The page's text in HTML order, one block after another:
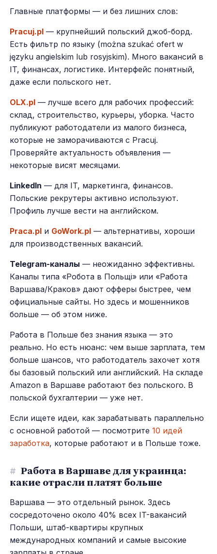
Главные платформы — и без лишних слов:
Pracuj.pl — крупнейший польский джоб-борд.
Есть фильтр по языку (można szukać ofert w
języku angielskim lub rosyjskim). Много вакансий в
IT, финансах, логистике. Интерфейс понятный,
даже если польского нет.
OLX.pl — лучше всего для рабочих профессий:
склад, строительство, курьеры, уборка. Часто
публикуют работодатели из малого бизнеса,
которые не заморачиваются с Pracuj.
Проверяйте актуальность объявления —
некоторые висят месяцами.
LinkedIn — для IT, маркетинга, финансов.
Польские рекрутеры активно используют.
Профиль лучше вести на английском.
Praca.pl и GoWork.pl — альтернативы, хороши
для производственных вакансий.
Telegram-каналы — неожиданно эффективны.
Каналы типа «Робота в Польщі» или «Работа
Варшава/Краков» дают офферы быстрее, чем
официальные сайты. Но здесь и мошенников
больше — об этом ниже.
Работа в Польше без знания языка — это
реально. Но есть нюанс: чем выше зарплата, тем
больше шансов, что работодатель захочет хотя
бы базовый польский или английский. На складе
Amazon в Варшаве работают без польского. В
польской бухгалтерии — уже нет.
Если ищете идеи, как зарабатывать параллельно
с основной работой — посмотрите 10 идей
заработка, которые работают и в Польше тоже.
# Работа в Варшаве для украинца:
какие отрасли платят больше
Варшава — это отдельный рынок. Здесь
сосредоточено около 40% всех IT-вакансий
Польши, штаб-квартиры крупных
международных компаний и самые высокие